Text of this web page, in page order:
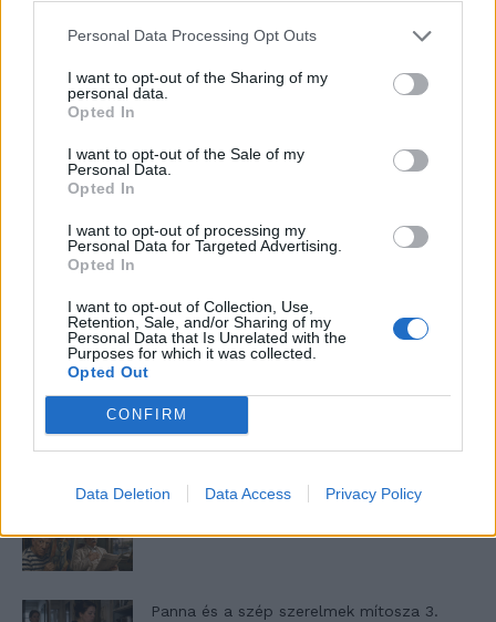
Personal Data Processing Opt Outs
I want to opt-out of the Sharing of my
personal data.
Opted In
I want to opt-out of the Sale of my
Personal Data.
Opted In
I want to opt-out of processing my
Personal Data for Targeted Advertising.
Opted In
I want to opt-out of Collection, Use,
Retention, Sale, and/or Sharing of my
Personal Data that Is Unrelated with the
Purposes for which it was collected.
Opted Out
CONFIRM
Data Deletion Data Access Privacy Policy
A legidegesítőbb kifejezések laza
gyűjteménye
A világ legismertebb ruhái
Nyár, nevetés, anekdoták
Panna és a szép szerelmek mítosza 3.